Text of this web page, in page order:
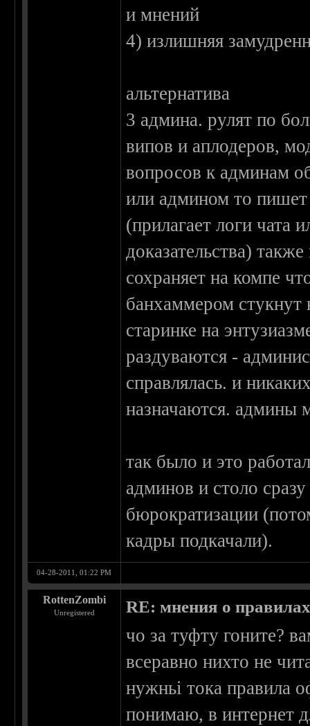
и мнений
4) излишняя
альтернатива
3 админа. рулят по
випов и аплодеров,
вопросов к админам
или админом то
(прилагает логи чата
доказательства)
сохраняет на компе
банхаммером стукнут
старинке на
раздуваются -
справлялась. и
назначаются. админы
так было и это
админов и столо
бюрократизации
кадры подкачали).
04-28-2011, 01:22 PM
RottenZombi
Unregistered RE: мнения о
чо за туфту гоните?
всеравно нихто не
нужньі тока правила
понимаю, в интернет